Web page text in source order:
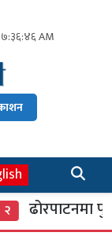
AM
ढोरपाटनमा पुगे